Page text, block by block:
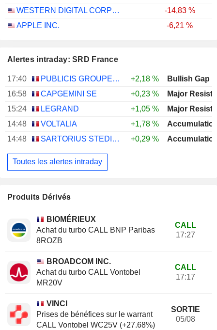
WESTERN DIGITAL CORPORATION
-14,83 %
APPLE INC.
-6,21 %
Alertes intraday: SRD France
17:40 PUBLICIS GROUPE S.A. +2,18 %
Bullish Gap
16:58
CAPGEMINI SE
+0,23 %
15:24
LEGRAND
+1,05 %
14:48
VOLTALIA
+1,78 %
14:48
SARTORIUS STEDIM BIOTECH +0,29 %
Toutes les alertes intraday
Produits Dérivés
BIOMÉRIEUX
Achat du turbo CALL BNP Paribas
8ROZB
CALL
17:27
BROADCOM INC.
Achat du turbo CALL Vontobel
MR20V
CALL
17:17
VINCI
Prises de bénéfices sur le warrant
CALL Vontobel WC25V (+27.68%)
SORTIE
05/08